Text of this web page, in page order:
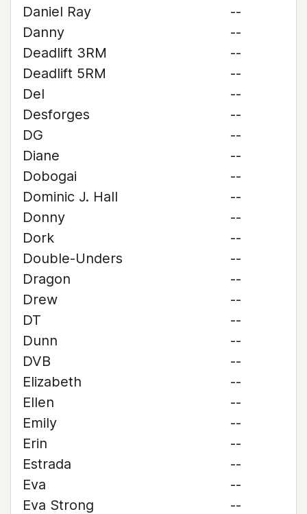
Daniel Ray
--
Danny
--
Deadlift 3RM
--
Deadlift 5RM
--
Del
--
Desforges
--
DG
--
Diane
--
Dobogai
--
Dominic J. Hall
--
Donny
--
Dork
--
Double-Unders
--
Dragon
--
Drew
--
DT
--
Dunn
--
DVB
--
Elizabeth
--
Ellen
--
Emily
--
Erin
--
Estrada
--
Eva
--
Eva Strong
--